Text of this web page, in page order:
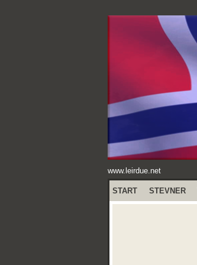
www.leirdue.net
START STEVNER